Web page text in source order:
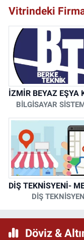
Vitrindeki
BİLGİSAYAR
DİŞ TEKNİSYEN
Döviz &